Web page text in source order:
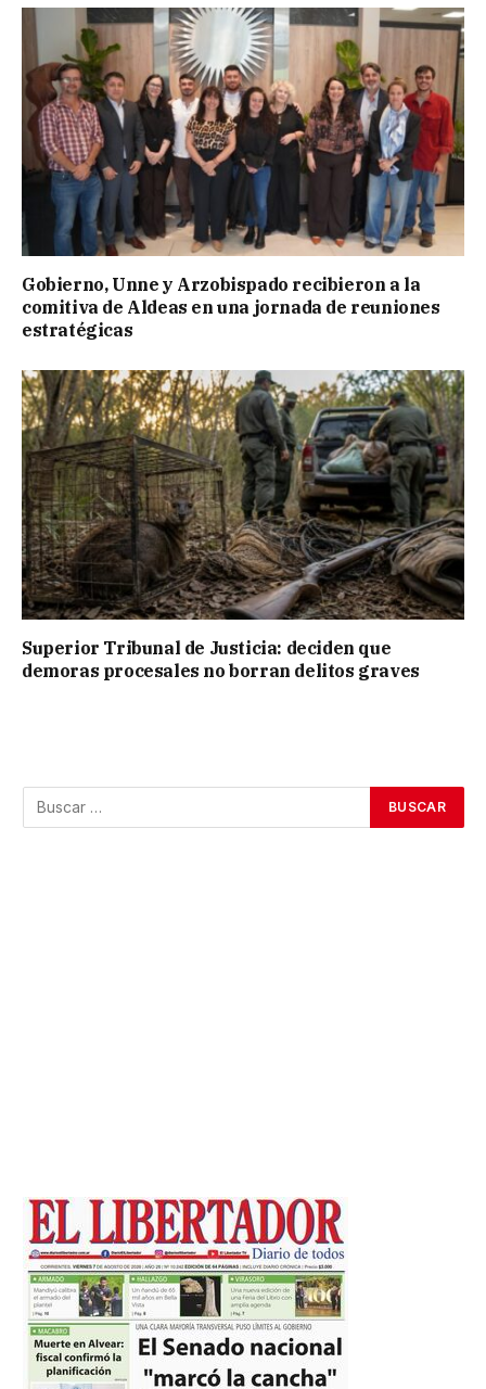
Gobierno, Unne y Arzobispado recibieron a la
comitiva de Aldeas en una jornada de reuniones
estratégicas
Superior Tribunal de Justicia: deciden que
demoras procesales no borran delitos graves